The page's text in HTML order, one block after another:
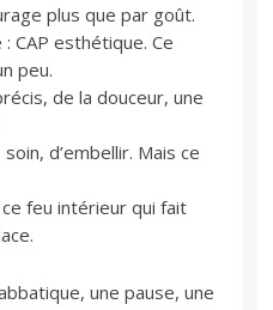
plus que par goût.
CAP esthétique. Ce
peu.
de la douceur, une
d’embellir. Mais ce
feu intérieur qui fait
une pause, une